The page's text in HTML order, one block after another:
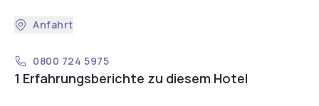
Anfahrt
0800 724 5975
1 Erfahrungsberichte zu diesem Hotel